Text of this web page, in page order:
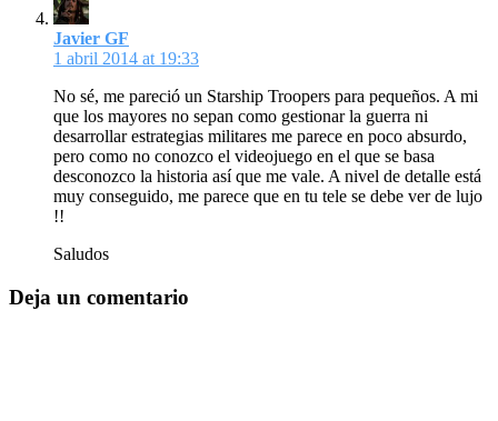
Javier GF
1 abril 2014 at 19:33
No sé, me pareció un Starship Troopers para pequeños. A mi
que los mayores no sepan como gestionar la guerra ni
desarrollar estrategias militares me parece en poco absurdo,
pero como no conozco el videojuego en el que se basa
desconozco la historia así que me vale. A nivel de detalle está
muy conseguido, me parece que en tu tele se debe ver de lujo
!!
Saludos
Deja un comentario